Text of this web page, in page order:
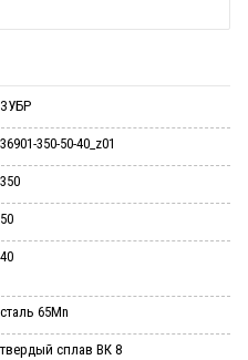
ЗУБР
36901-350-50-40_z01
350
50
40
сталь 65Mn
твердый сплав ВК 8